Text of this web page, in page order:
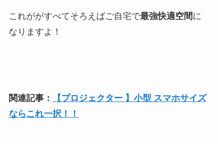
これががすべてそろえばご自宅で最強快適空間に
なりますよ！
関連記事：
【プロジェクター 】小型 スマホサイズ
ならこれ一択！！